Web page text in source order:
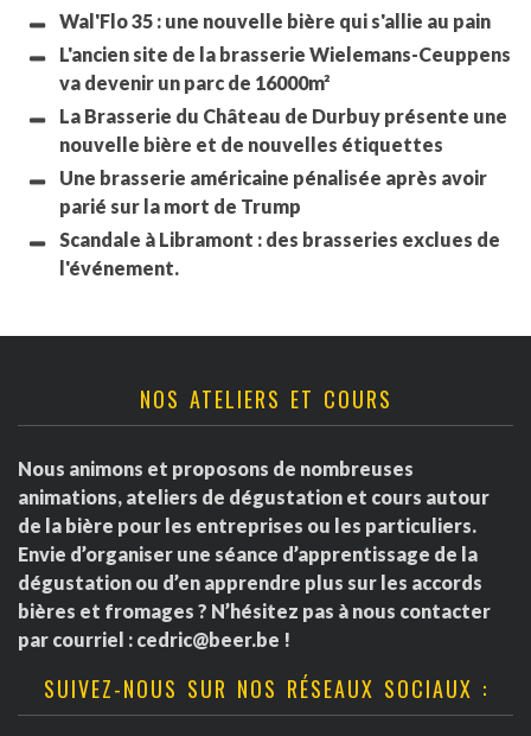
Wal'Flo 35 : une nouvelle bière qui s'allie au pain
L'ancien site de la brasserie Wielemans-Ceuppens
va devenir un parc de 16000m²
La Brasserie du Château de Durbuy présente une
nouvelle bière et de nouvelles étiquettes
Une brasserie américaine pénalisée après avoir
parié sur la mort de Trump
Scandale à Libramont : des brasseries exclues de
l'événement.
NOS ATELIERS ET COURS
Nous animons et proposons de nombreuses
animations, ateliers de dégustation et cours autour
de la bière pour les entreprises ou les particuliers.
Envie d’organiser une séance d’apprentissage de la
dégustation ou d’en apprendre plus sur les accords
bières et fromages ? N’hésitez pas à nous contacter
par courriel : cedric@beer.be !
SUIVEZ-NOUS SUR NOS RÉSEAUX SOCIAUX :